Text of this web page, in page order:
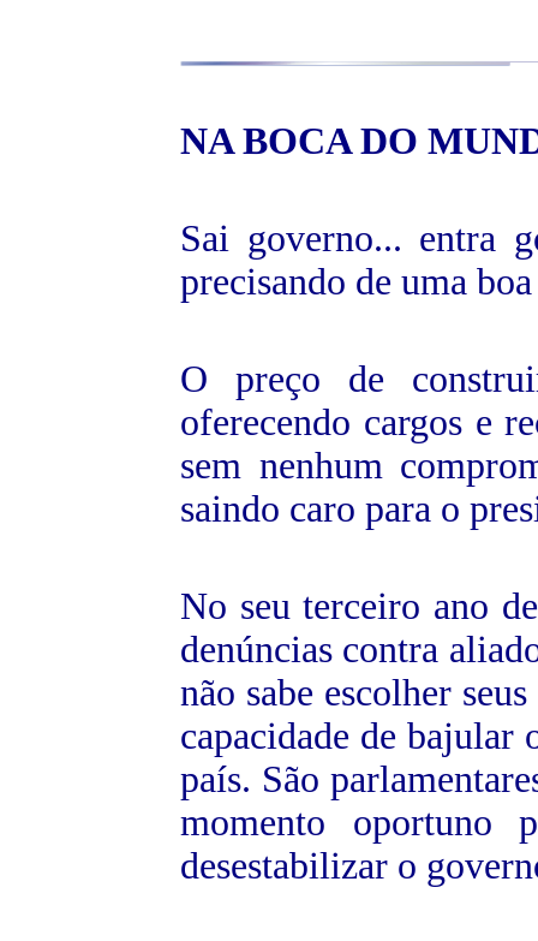
NA BOCADO
Sai governo... entra
precisando de uma
O preço de
oferecendo cargos e
sem nenhum
saindo caro para o
No seu terceiro ano
denúncias contra
não sabe escolher
capacidade de bajular
país. São
momento oportuno
desestabilizar o